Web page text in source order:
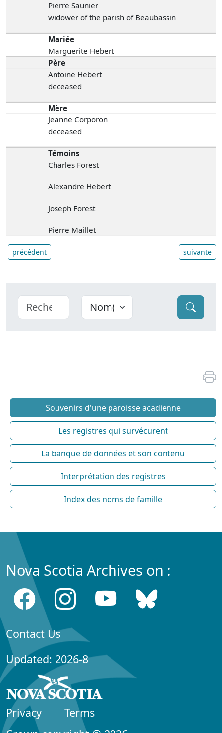
Pierre Saunier
widower of the parish of Beaubassin
Mariée
Marguerite Hebert
Père
Antoine Hebert
deceased
Mère
Jeanne Corporon
deceased
Témoins
Charles Forest
Alexandre Hebert
Joseph Forest
Pierre Maillet
précédent suivante
Souvenirs d'une paroisse acadienne
Les registres qui survécurent
La banque de données et son contenu
Interprétation des registres
Index des noms de famille
Nova Scotia Archives on :
Contact Us
Updated: 2026-8
Privacy
Terms